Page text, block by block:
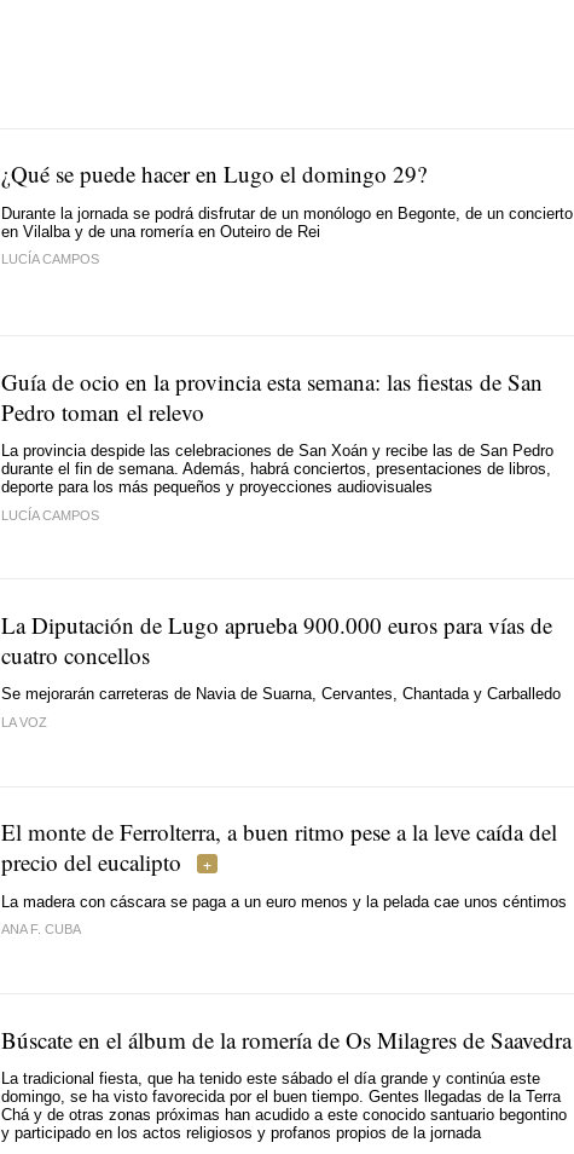
¿Qué se puede hacer en Lugo el domingo 29?
Durante la jornada se podrá disfrutar de un monólogo en Begonte, de un concierto
en Vilalba y de una romería en Outeiro de Rei
LUCÍA CAMPOS
Guía de ocio en la provincia esta semana: las fiestas de San
Pedro toman el relevo
La provincia despide las celebraciones de San Xoán y recibe las de San Pedro
durante el fin de semana. Además, habrá conciertos, presentaciones de libros,
deporte para los más pequeños y proyecciones audiovisuales
LUCÍA CAMPOS
La Diputación de Lugo aprueba 900.000 euros para vías de
cuatro concellos
Se mejorarán carreteras de Navia de Suarna, Cervantes, Chantada y Carballedo
LA VOZ
El monte de Ferrolterra, a buen ritmo pese a la leve caída del
precio del eucalipto
La madera con cáscara se paga a un euro menos y la pelada cae unos céntimos
ANA F. CUBA
Búscate en el álbum de la romería de Os Milagres de Saavedra
La tradicional fiesta, que ha tenido este sábado el día grande y continúa este
domingo, se ha visto favorecida por el buen tiempo. Gentes llegadas de la Terra
Chá y de otras zonas próximas han acudido a este conocido santuario begontino
y participado en los actos religiosos y profanos propios de la jornada